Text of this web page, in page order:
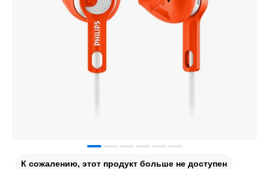
К сожалению, этот продукт больше не доступен